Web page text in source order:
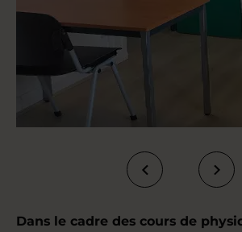
Dans le cadre des cours de